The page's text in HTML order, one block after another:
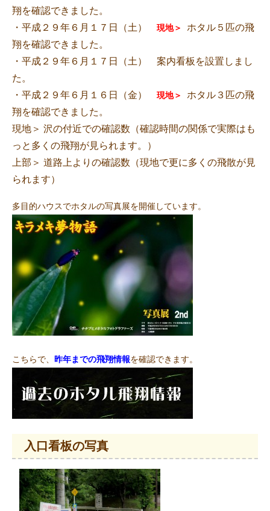
翔を確認できました。
・平成２９年６月１７日（土） 現地＞ ホタル５匹の飛
翔を確認できました。
・平成２９年６月１７日（土） 案内看板を設置しまし
た。
・平成２９年６月１６日（金） 現地＞ ホタル３匹の飛
翔を確認できました。
現地＞ 沢の付近での確認数（確認時間の関係で実際はも
っと多くの飛翔が見られます。）
上部＞ 道路上よりの確認数（現地で更に多くの飛散が見
られます）
多目的ハウスでホタルの写真展を開催しています。
こちらで、 昨年までの飛翔情報を確認できます。
入口看板の写真